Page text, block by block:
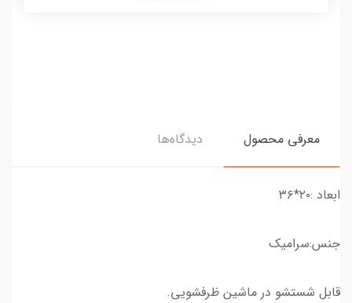
معرفی محصول دیدگاه‌ها
ابعاد :۲۰*۳۶
جنس:سرامیک
قابل شستشو در ماشین ظرفشویی.